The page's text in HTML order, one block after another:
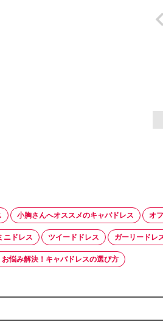
小胸さんへオススメのキャバドレス オ
ニドレス ツイードドレス ガーリードレ
お悩み解決！キャバドレスの選び方